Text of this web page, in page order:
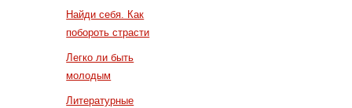
Найди себя. Как
побороть страсти
Легко ли быть
молодым
Литературные